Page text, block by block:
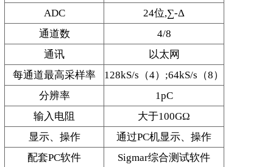
ADC
24位,∑-Δ
通道数
4/8
通讯
以太网
每通道最高采样率
128kS/s（4）;64kS/s（8）
分辨率
1pC
输入电阻
大于100GΩ
显示、操作
通过PC机显示、操作
配套PC软件
Sigmar综合测试软件